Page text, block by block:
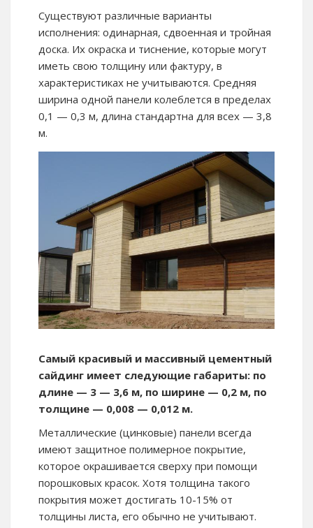
Существуют различные варианты
исполнения: одинарная, сдвоенная и тройная
доска. Их окраска и тиснение, которые могут
иметь свою толщину или фактуру, в
характеристиках не учитываются. Средняя
ширина одной панели колеблется в пределах
0,1 — 0,3 м, длина стандартна для всех — 3,8
м.
Самый красивый и массивный цементный
сайдинг имеет следующие габариты: по
длине — 3 — 3,6 м, по ширине — 0,2 м, по
толщине — 0,008 — 0,012 м.
Металлические (цинковые) панели всегда
имеют защитное полимерное покрытие,
которое окрашивается сверху при помощи
порошковых красок. Хотя толщина такого
покрытия может достигать 10-15% от
толщины листа, его обычно не учитывают.